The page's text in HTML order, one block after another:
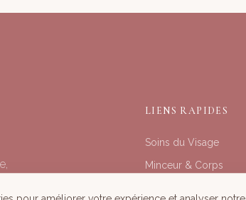
LIENS RAPIDES
Soins du Visage
Minceur & Corps